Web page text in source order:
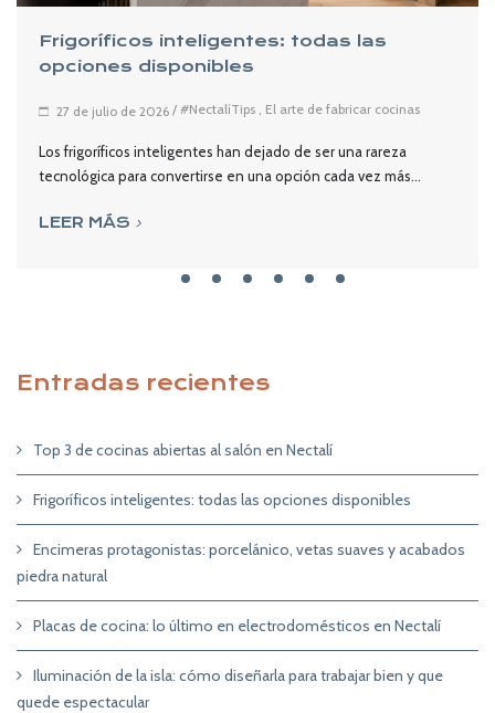
Frigoríficos inteligentes: todas las
opciones disponibles
27 de julio de 2026 / #NectalíTips , El arte de fabricar cocinas
Los frigoríficos inteligentes han dejado de ser una rareza
tecnológica para convertirse en una opción cada vez más...
LEER MÁS
Entradas recientes
Top 3 de cocinas abiertas al salón en Nectalí
Frigoríficos inteligentes: todas las opciones disponibles
Encimeras protagonistas: porcelánico, vetas suaves y acabados
piedra natural
Placas de cocina: lo último en electrodomésticos en Nectalí
Iluminación de la isla: cómo diseñarla para trabajar bien y que
quede espectacular